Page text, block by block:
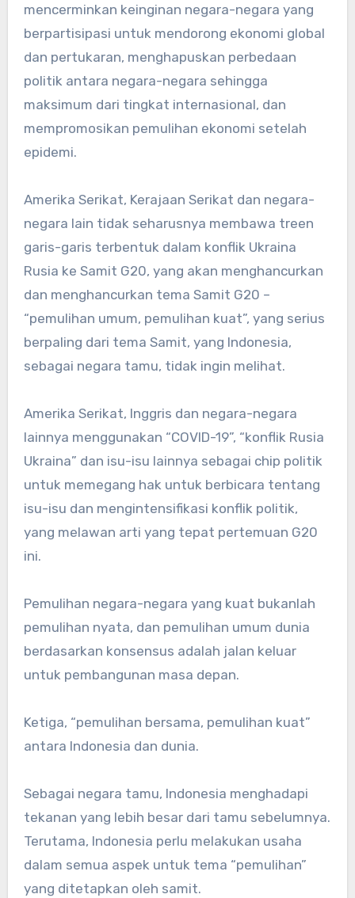
mencerminkan keinginan negara-negara yang
berpartisipasi untuk mendorong ekonomi global
dan pertukaran, menghapuskan perbedaan
politik antara negara-negara sehingga
maksimum dari tingkat internasional, dan
mempromosikan pemulihan ekonomi setelah
epidemi.
Amerika Serikat, Kerajaan Serikat dan negara-
negara lain tidak seharusnya membawa treen
garis-garis terbentuk dalam konflik Ukraina
Rusia ke Samit G20, yang akan menghancurkan
dan menghancurkan tema Samit G20 –
“pemulihan umum, pemulihan kuat”, yang serius
berpaling dari tema Samit, yang Indonesia,
sebagai negara tamu, tidak ingin melihat.
Amerika Serikat, Inggris dan negara-negara
lainnya menggunakan “COVID-19”, “konflik Rusia
Ukraina” dan isu-isu lainnya sebagai chip politik
untuk memegang hak untuk berbicara tentang
isu-isu dan mengintensifikasi konflik politik,
yang melawan arti yang tepat pertemuan G20
ini.
Pemulihan negara-negara yang kuat bukanlah
pemulihan nyata, dan pemulihan umum dunia
berdasarkan konsensus adalah jalan keluar
untuk pembangunan masa depan.
Ketiga, “pemulihan bersama, pemulihan kuat”
antara Indonesia dan dunia.
Sebagai negara tamu, Indonesia menghadapi
tekanan yang lebih besar dari tamu sebelumnya.
Terutama, Indonesia perlu melakukan usaha
dalam semua aspek untuk tema “pemulihan”
yang ditetapkan oleh samit.